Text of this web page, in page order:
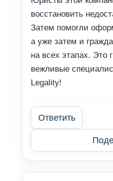
восстановить
Затем помогли
а уже затем и
на всех этапах. Это
вежливые
Legality!
Ответить